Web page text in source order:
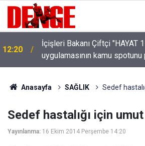
12:20
İçişleri Bakanı Çiftçi "HAYAT
uygulamasının kamu spotunu
Anasayfa SAĞLIK Sedef
Sedef hastalığı için umut
Yayınlanma: 16 Ekim 2014 Perşembe 14:20